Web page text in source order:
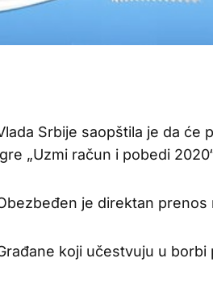
Srbije saopštila je da će
„Uzmi račun i pobedi
je direktan
koji učestvuju u